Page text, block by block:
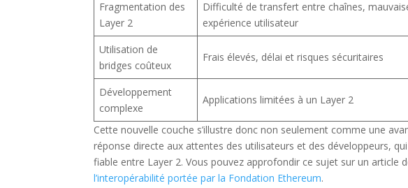
Fragmentation des
Layer 2
Difficulté de transfert entre chaînes,
expérience utilisateur
Utilisation de
bridges coûteux
Frais élevés, délai et risques sécuritaires
Développement
complexe
Applications limitées à un Layer 2
Cette nouvelle couche s’illustre donc non seulement comme une
réponse directe aux attentes des utilisateurs et des développeurs,
fiable entre Layer 2. Vous pouvez approfondir ce sujet sur un article
l’interopérabilité portée par la Fondation Ethereum.